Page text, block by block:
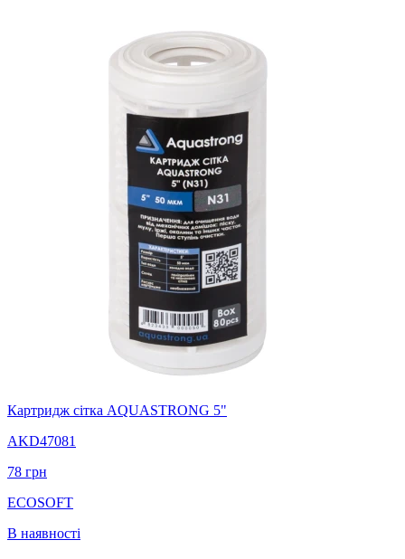
Картридж сітка AQUASTRONG 5"
AKD47081
78 грн
ECOSOFT
В наявності